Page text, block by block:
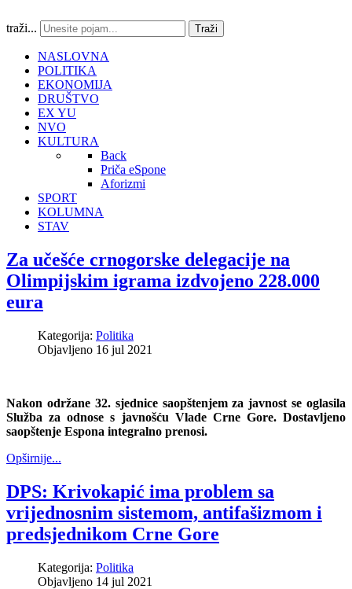
traži... Traži
NASLOVNA
POLITIKA
EKONOMIJA
DRUŠTVO
EX YU
NVO
KULTURA
Back
Priča eSpone
Aforizmi
SPORT
KOLUMNA
STAV
Za učešće crnogorske delegacije na
Olimpijskim igrama izdvojeno 228.000
eura
Kategorija: Politika
Objavljeno 16 jul 2021
Nakon održane 32. sjednice saopštenjem za javnost se oglasila
Služba za odnose s javnošću Vlade Crne Gore. Dostavljeno
saopštenje Espona integralno prenosi.
Opširnije...
DPS: Krivokapić ima problem sa
vrijednosnim sistemom, antifašizmom i
predsjednikom Crne Gore
Kategorija: Politika
Objavljeno 14 jul 2021